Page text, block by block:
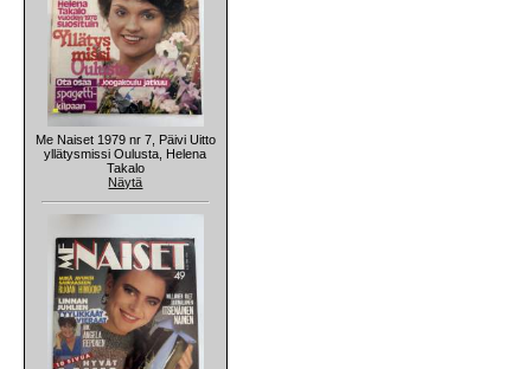
Me Naiset 1979 nr 7, Päivi Uitto
yllätysmissi Oulusta, Helena
Takalo
Näytä